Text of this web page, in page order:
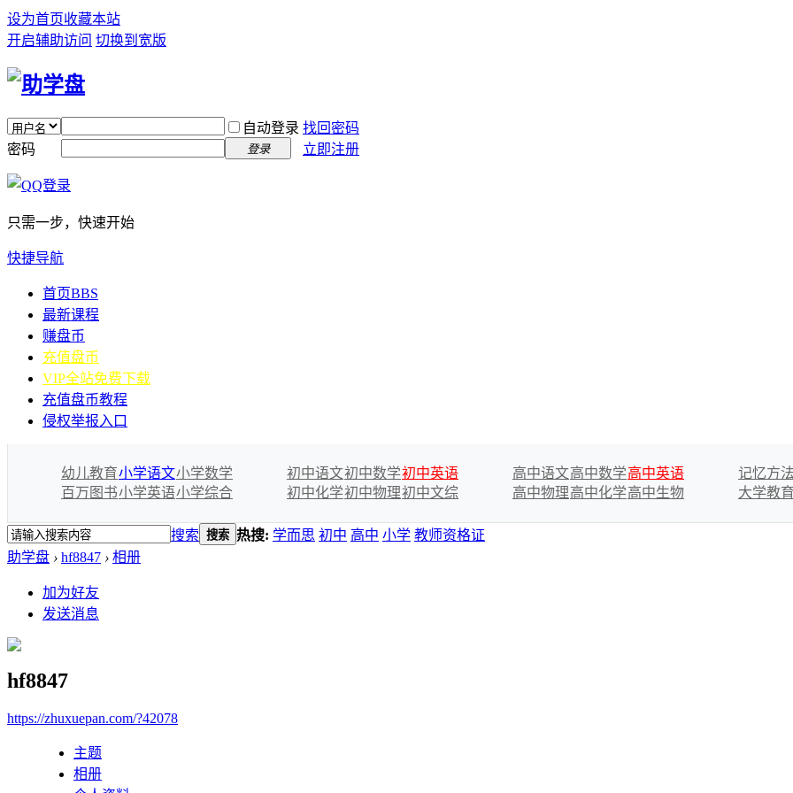
设为首页收藏本站
开启辅助访问 切换到宽版
自动登录 找回密码
密码
登录 立即注册
只需一步，快速开始
快捷导航
首页BBS
最新课程
赚盘币
充值盘币
VIP全站免费下载
充值盘币教程
侵权举报入口
幼儿教育小学语文小学数学
百万图书小学英语小学综合
初中语文初中数学初中英语
初中化学初中物理初中文综
高中语文高中数学高中英语
高中物理高中化学高中生物
记忆方法
大学教育
搜索 搜索 热搜: 学而思 初中 高中 小学 教师资格证
助学盘 › hf8847 › 相册
加为好友
发送消息
hf8847
https://zhuxuepan.com/?42078
主题
相册